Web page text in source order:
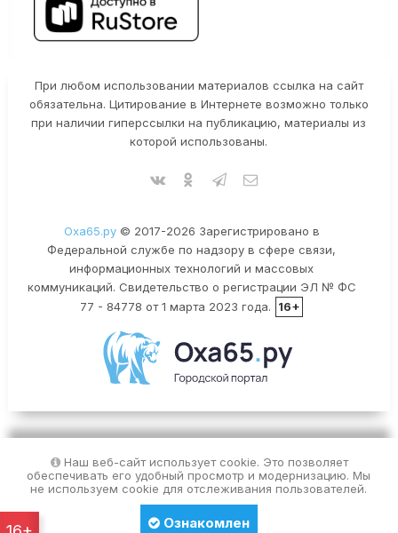
При любом использовании материалов ссылка на сайт
обязательна. Цитирование в Интернете возможно только
при наличии гиперссылки на публикацию, материалы из
которой использованы.
Оха65.ру© 2017-2026 Зарегистрировано в
Федеральной службе по надзору в сфере связи,
информационных технологий и массовых
коммуникаций. Свидетельство о регистрации ЭЛ № ФС
77 - 84778 от 1 марта 2023 года.
16+
Наш веб-сайт использует cookie. Это позволяет
обеспечивать его удобный просмотр и модернизацию. Мы
не используем cookie для отслеживания пользователей.
Ознакомлен